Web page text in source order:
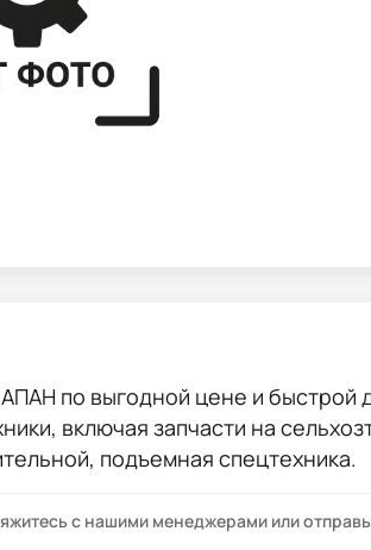
по выгодной цене и быстрой
включая запчасти на
подъемная спецтехника.
с нашими менеджерами или